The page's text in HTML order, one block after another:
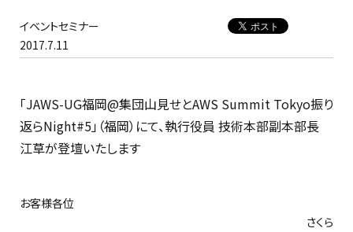
イベントセミナー
2017.7.11
「JAWS-UG福岡@集団山見せとAWS Summit Tokyo振り
返らNight#5」（福岡）にて、執行役員 技術本部副本部長
江草が登壇いたします
お客様各位
さくら